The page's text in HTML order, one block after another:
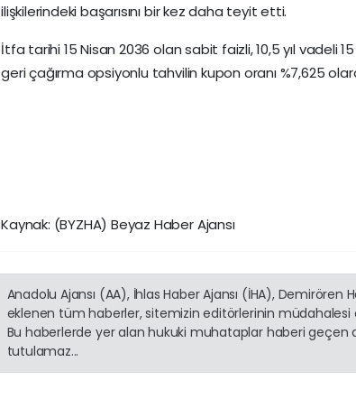
ilişkilerindeki başarısını bir kez daha teyit etti.
İtfa tarihi 15 Nisan 2036 olan sabit faizli, 10,5 yıl vadeli
geri çağırma opsiyonlu tahvilin kupon oranı %7,625
Kaynak: (BYZHA) Beyaz Haber Ajansı
Anadolu Ajansı (AA), İhlas Haber Ajansı (İHA),
eklenen tüm haberler, sitemizin editörlerinin
Bu haberlerde yer alan hukuki muhataplar haberi
tutulamaz...